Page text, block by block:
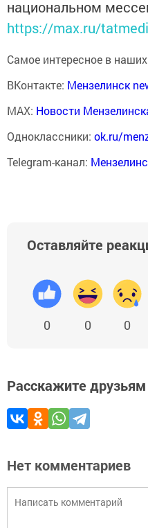
национальном
https://max.ru/
Самое интересное в
ВКонтакте: Мензелинск
MAX: Новости
Одноклассники: ok.ru/
Telegram-канал:
Оставляйте
0 0 0
Расскажите друзьям
Нет комментариев